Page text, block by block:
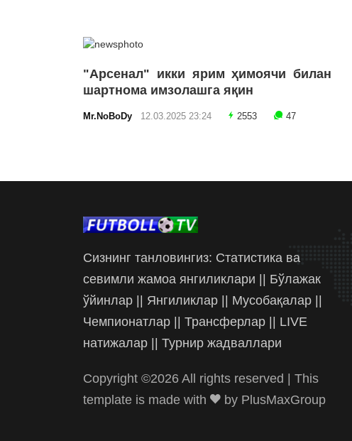
"Арсенал" икки ярим ҳимоячи билан
шартнома имзолашга яқин
Mr.NoBoDy 12.03.2025 23:24 2553 47
Сизнинг танловингиз: Статистика ва
севимли жамоа янгиликлари || Бўлажак
ўйинлар || Янгиликлар || Мусобақалар ||
Чемпионатлар || Трансферлар || LIVE
натижалар || Турнир жадваллари
Copyright ©2026 All rights reserved | This
template is made with
by PlusMaxGroup